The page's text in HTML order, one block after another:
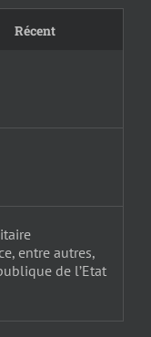
Récent
entre autres,
de l’Etat